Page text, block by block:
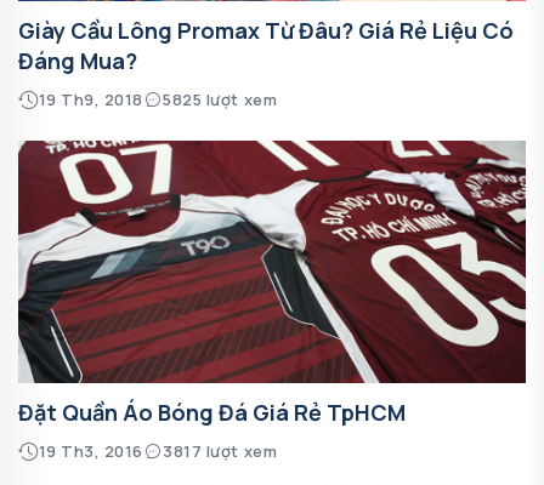
Giày Cầu Lông Promax Từ Đâu? Giá Rẻ Liệu Có
Đáng Mua?
19 Th9, 2018 5825 lượt xem
Đặt Quần Áo Bóng Đá Giá Rẻ TpHCM
19 Th3, 2016 3817 lượt xem